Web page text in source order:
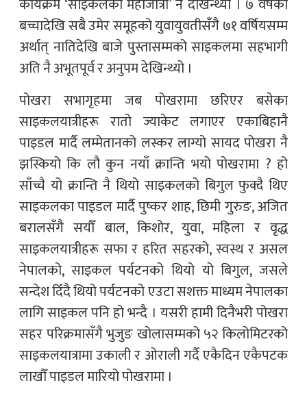
बच्चादेखि सबै उमेर समूहको युवायुवतीसँगै ७१ वर्षियसम्म
अर्थात् नातिदेखि बाजे पुस्तासम्मको साइकलमा सहभागी
अति नै अभूतपूर्व र अनुपम देखिन्थ्यो ।
पोखरा सभागृहमा जब पोखरामा छरिएर बसेका
साइकलयात्रीहरू रातो ज्याकेट लगाएर एकाबिहानै
पाइडल मार्दै लम्मेतानको लस्कर लाग्यो सायद पोखरा नै
झस्कियो कि लौ कुन नयाँ क्रान्ति भयो पोखरामा ? हो
साँच्चै यो क्रान्ति नै थियो साइकलको बिगुल फुक्दै थिए
साइकलका पाइडल मार्दै पुष्कर शाह, छिमी गुरुङ, अजित
बरालसँगै सयौँ बाल, किशोर, युवा, महिला र वृद्ध
साइकलयात्रीहरू सफा र हरित सहरको, स्वस्थ र असल
नेपालको, साइकल पर्यटनको थियो यो बिगुल, जसले
सन्देश दिँदै थियो पर्यटनको एउटा सशक्त माध्यम नेपालका
लागि साइकल पनि हो भन्दै । यसरी हामी दिनैभरी पोखरा
सहर परिक्रमासँगै भुजुङ खोलासम्मको ५२ किलोमिटरको
साइकलयात्रामा उकाली र ओराली गर्दै एकैदिन एकैपटक
लाखौँ पाइडल मारियो पोखरामा ।